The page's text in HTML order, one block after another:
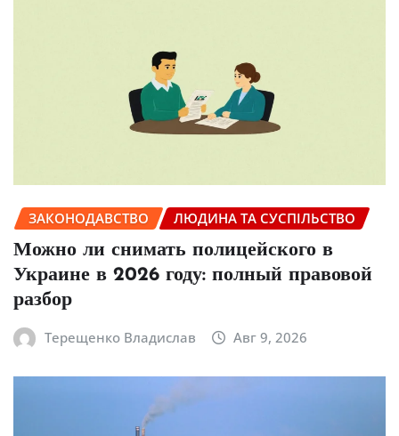
ЗАКОНОДАВСТВО ЛЮДИНА ТА СУСПІЛЬСТВО
Можно ли снимать полицейского в
Украине в 2026 году: полный правовой
разбор
Терещенко Владислав Авг 9, 2026